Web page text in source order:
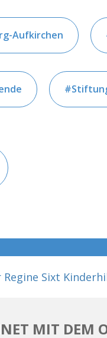
Aufkirchen
Sixt
MIT DEM